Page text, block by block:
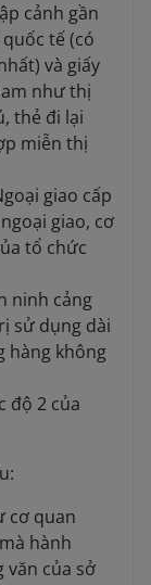
cảnh gần
tế (có
và giấy
như thị
thẻ đi lại
miễn thị
giao cấp
giao, cơ
tổ chức
ninh cảng
sử dụng dài
hàng không
độ 2 của
cơ quan
hành
văn của sở